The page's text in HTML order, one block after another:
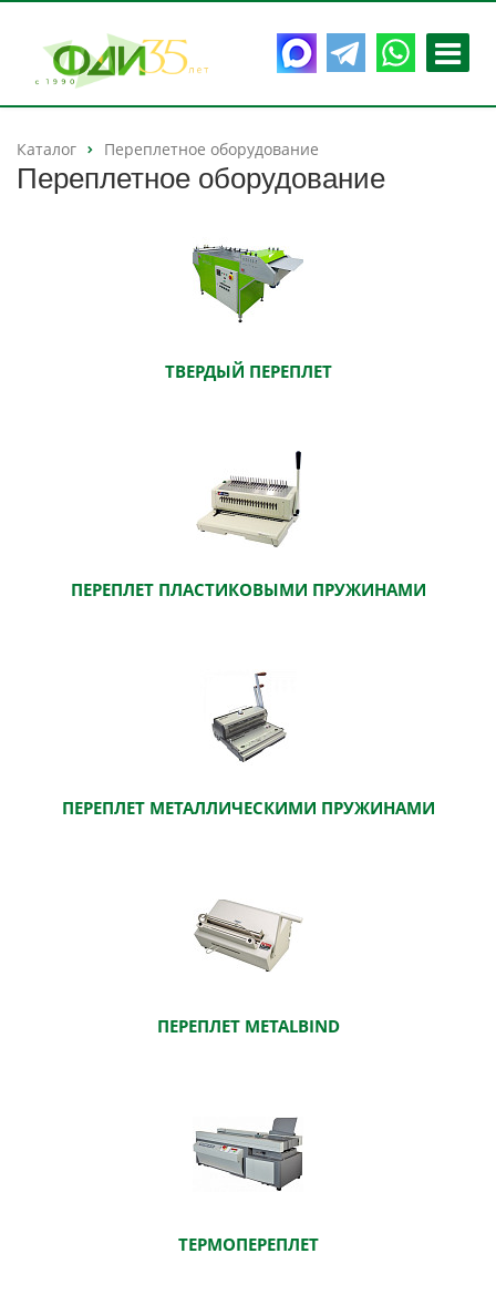
Каталог Переплетное оборудование
Переплетное оборудование
ТВЕРДЫЙ ПЕРЕПЛЕТ
ПЕРЕПЛЕТ ПЛАСТИКОВЫМИ ПРУЖИНАМИ
ПЕРЕПЛЕТ МЕТАЛЛИЧЕСКИМИ ПРУЖИНАМИ
ПЕРЕПЛЕТ METALBIND
ТЕРМОПЕРЕПЛЕТ